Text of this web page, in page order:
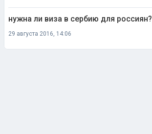
нужна ли виза в сербию для россиян?
29 августа 2016, 14:06